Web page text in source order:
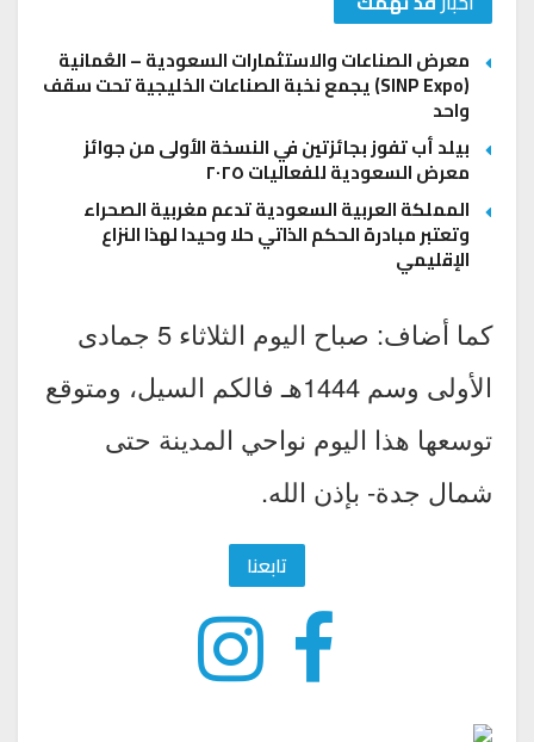
معرض الصناعات والاستثمارات السعودية – العُمانية
(SINP Expo) يجمع نخبة الصناعات الخليجية تحت سقف
واحد
بيلد أب تفوز بجائزتين في النسخة الأولى من جوائز
معرض السعودية للفعاليات ٢٠٢٥
المملكة العربية السعودية تدعم مغربية الصحراء
وتعتبر مبادرة الحكم الذاتي حلا وحيدا لهذا النزاع
الإقليمي
كما أضاف: صباح اليوم الثلاثاء 5 جمادى
الأولى وسم 1444هـ فالكم السيل، ومتوقع
توسعها هذا اليوم نواحي المدينة حتى
شمال جدة- بإذن الله.
تابعنا